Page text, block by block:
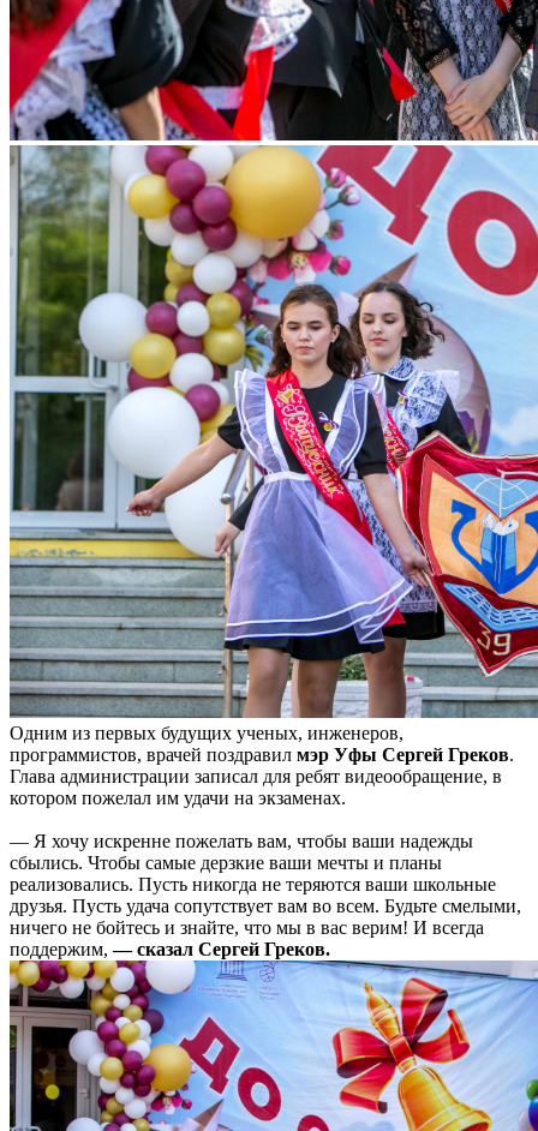
Одним из первых будущих ученых, инженеров,
программистов, врачей поздравил мэр Уфы Сергей Греков.
Глава администрации записал для ребят видеообращение, в
котором пожелал им удачи на экзаменах.
— Я хочу искренне пожелать вам, чтобы ваши надежды
сбылись. Чтобы самые дерзкие ваши мечты и планы
реализовались. Пусть никогда не теряются ваши школьные
друзья. Пусть удача сопутствует вам во всем. Будьте смелыми,
ничего не бойтесь и знайте, что мы в вас верим! И всегда
поддержим,— сказал Сергей Греков.